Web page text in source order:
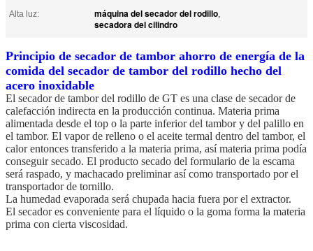
Alta luz:
máquina del secador del rodillo,
secadora del cilindro
Principio de secador de tambor ahorro de energía de la
comida del secador de tambor del rodillo hecho del
acero inoxidable
El secador de tambor del rodillo de GT es una clase de secador de
calefacción indirecta en la producción continua. Materia prima
alimentada desde el top o la parte inferior del tambor y del palillo en
el tambor. El vapor de relleno o el aceite termal dentro del tambor, el
calor entonces transferido a la materia prima, así materia prima podía
conseguir secado. El producto secado del formulario de la escama
será raspado, y machacado preliminar así como transportado por el
transportador de tornillo.
La humedad evaporada será chupada hacia fuera por el extractor.
El secador es conveniente para el líquido o la goma forma la materia
prima con cierta viscosidad.